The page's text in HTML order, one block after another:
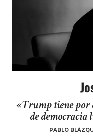
«Trump tiene por
de democracia
PABLO